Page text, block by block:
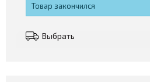
Товар закончился
Выбрать